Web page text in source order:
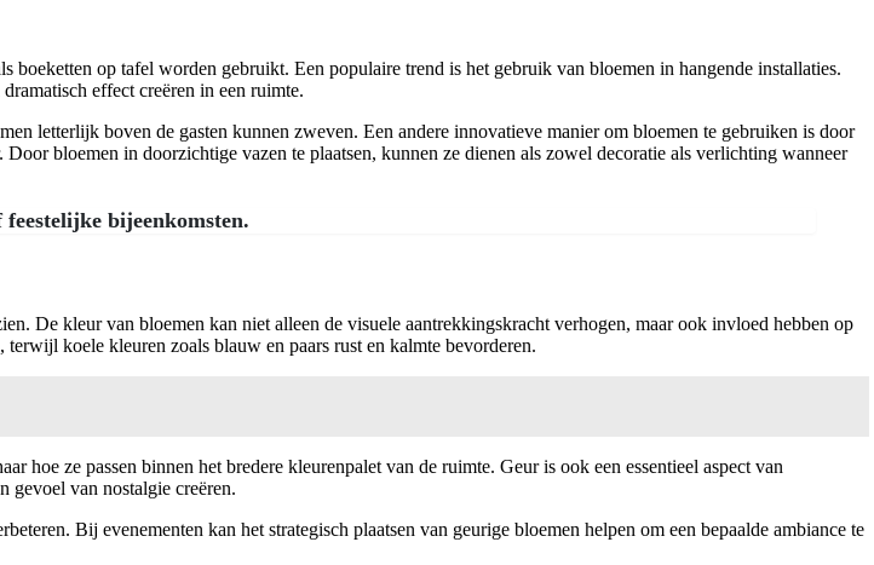
op tafel worden gebruikt. Een populaire trend is het gebruik van bloemen in hangende installaties.
effect creëren in een ruimte.
letterlijk boven de gasten kunnen zweven. Een andere innovatieve manier om bloemen te gebruiken is door
bloemen in doorzichtige vazen te plaatsen, kunnen ze dienen als zowel decoratie als verlichting wanneer
bijeenkomsten.
De kleur van bloemen kan niet alleen de visuele aantrekkingskracht verhogen, maar ook invloed hebben op
koele kleuren zoals blauw en paars rust en kalmte bevorderen.
ze passen binnen het bredere kleurenpalet van de ruimte. Geur is ook een essentieel aspect van
gevoel van nostalgie creëren.
Bij evenementen kan het strategisch plaatsen van geurige bloemen helpen om een bepaalde ambiance te